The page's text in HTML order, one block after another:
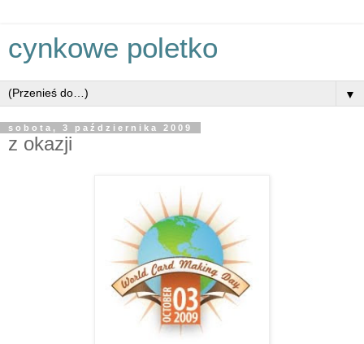
cynkowe poletko
▼
sobota, 3 października 2009
z okazji